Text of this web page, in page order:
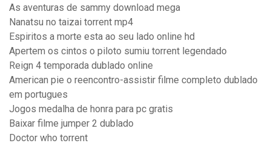
As aventuras de sammy download mega
Nanatsu no taizai torrent mp4
Espiritos a morte esta ao seu lado online hd
Apertem os cintos o piloto sumiu torrent legendado
Reign 4 temporada dublado online
American pie o reencontro-assistir filme completo dublado
em portugues
Jogos medalha de honra para pc gratis
Baixar filme jumper 2 dublado
Doctor who torrent